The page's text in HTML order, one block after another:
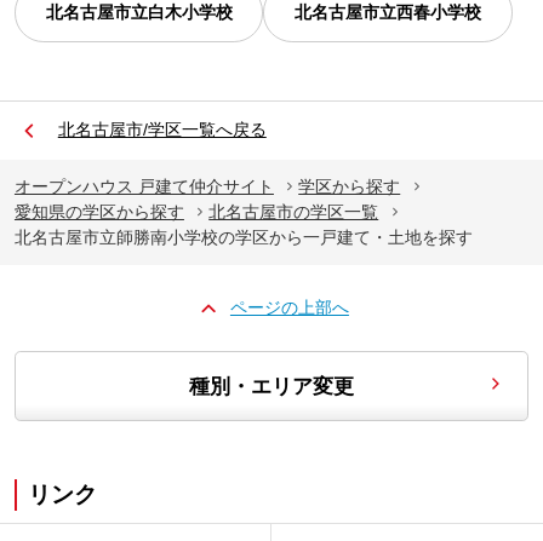
北名古屋市立白木小学校 北名古屋市立西春小学校
北名古屋市/学区一覧へ戻る
オープンハウス 戸建て仲介サイト
学区から探す
愛知県の学区から探す
北名古屋市の学区一覧
北名古屋市立師勝南小学校の学区から一戸建て・土地を探す
ページの上部へ
種別・エリア変更
リンク